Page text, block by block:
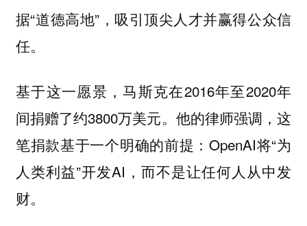
据“道德高地”，吸引顶尖人才并赢得公众信
任。
基于这一愿景，马斯克在2016年至2020年
间捐赠了约3800万美元。他的律师强调，这
笔捐款基于一个明确的前提：OpenAI将“为
人类利益”开发AI，而不是让任何人从中发
财。